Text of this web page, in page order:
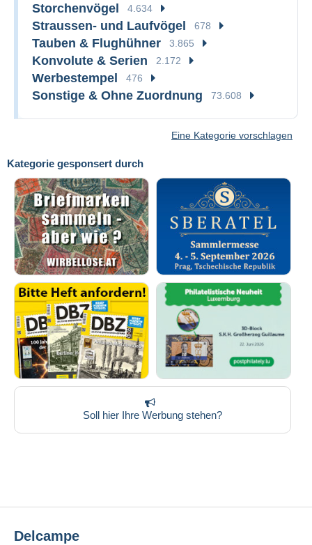
Kategorie gesponsert durch
Soll hier Ihre Werbung stehen?
Storchenvögel 4.634
Straussen- und Laufvögel 678
Tauben & Flughühner 3.865
Konvolute & Serien 2.172
Werbestempel 476
Sonstige & Ohne Zuordnung 73.608
Eine Kategorie vorschlagen
Delcampe